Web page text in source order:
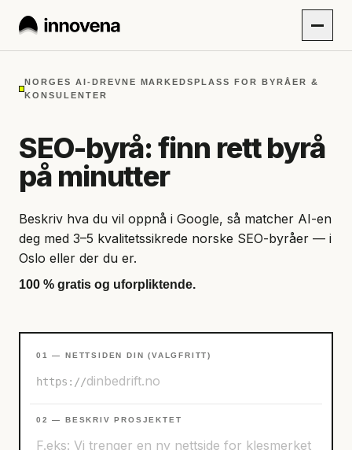
NORGES AI-DREVNE MARKEDSPLASS FOR BYRÅER &
KONSULENTER
SEO-byrå: finn rett byrå
på minutter
Beskriv hva du vil oppnå i Google, så matcher AI-en
deg med 3–5 kvalitetssikrede norske SEO-byråer — i
Oslo eller der du er.
100 % gratis og uforpliktende.
01 — NETTSIDEN DIN (VALGFRITT)
https://
02 — BESKRIV PROSJEKTET